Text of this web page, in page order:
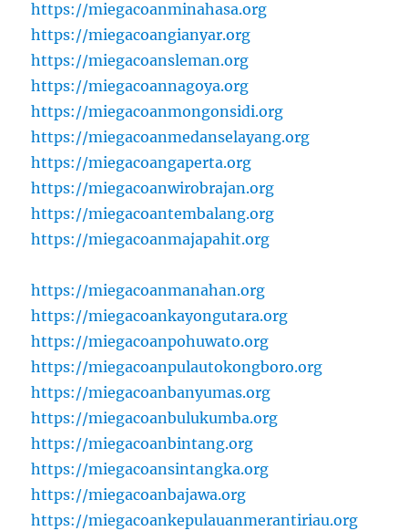
https://miegacoanminahasa.org
https://miegacoangianyar.org
https://miegacoansleman.org
https://miegacoannagoya.org
https://miegacoanmongonsidi.org
https://miegacoanmedanselayang.org
https://miegacoangaperta.org
https://miegacoanwirobrajan.org
https://miegacoantembalang.org
https://miegacoanmajapahit.org
https://miegacoanmanahan.org
https://miegacoankayongutara.org
https://miegacoanpohuwato.org
https://miegacoanpulautokongboro.org
https://miegacoanbanyumas.org
https://miegacoanbulukumba.org
https://miegacoanbintang.org
https://miegacoansintangka.org
https://miegacoanbajawa.org
https://miegacoankepulauanmerantiriau.org